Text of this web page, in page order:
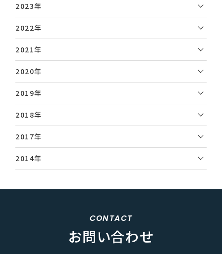
2023年
2022年
2021年
2020年
2019年
2018年
2017年
2014年
CONTACT
お問い合わせ